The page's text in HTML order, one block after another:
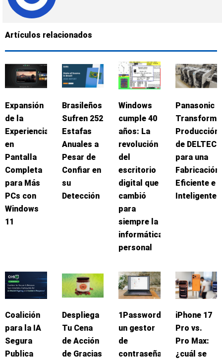
Artículos relacionados
Expansión
de la
Experiencia
en
Pantalla
Completa
para Más
PCs con
Windows
11
Brasileños
Sufren 252
Estafas
Anuales a
Pesar de
Confiar en
su
Detección
Windows
cumple 40
años: La
revolución
del
escritorio
digital que
cambió
para
siempre la
informática
personal
Panasonic
Transforma
Producción
de DELTEC
para una
Fabricación
Eficiente e
Inteligente
Coalición
para la IA
Segura
Publica
Despliega
Tu Cena
de Acción
de Gracias
1Password:
un gestor
de
contraseñas
iPhone 17
Pro vs.
Pro Max:
¿cuál se